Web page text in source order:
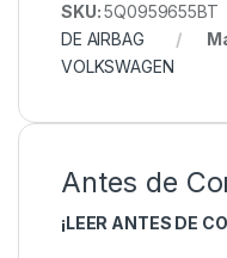
SKU:5Q0959655BT
DE AIRBAG
VOLKSWAGEN
Antes de
¡LEER ANTES DE